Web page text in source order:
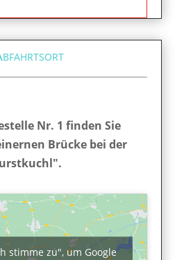
Nr. 1 finden Sie
Brücke bei der
stimme zu", um Google